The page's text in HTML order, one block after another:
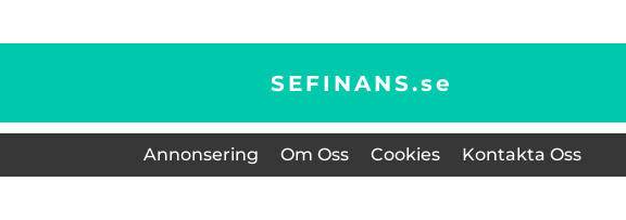
SEFINANS.se
Annonsering Om Oss Cookies Kontakta Oss